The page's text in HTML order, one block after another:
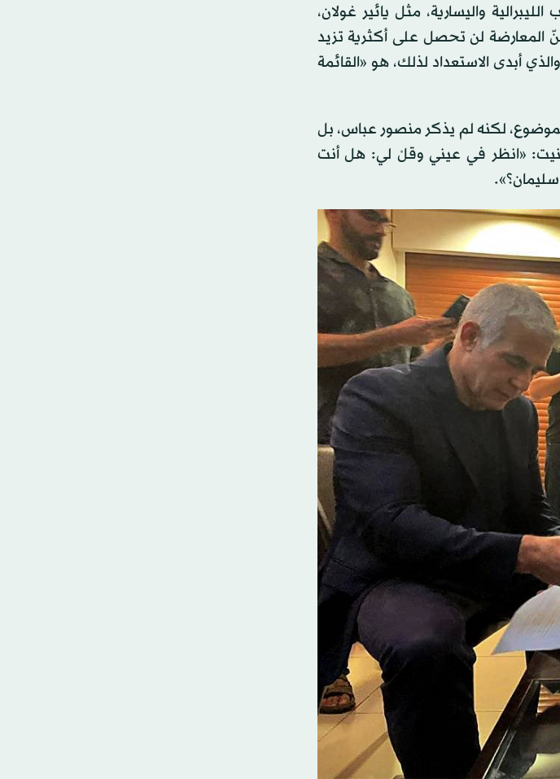
واليسارية، مثل يائير غولان،
المعارضة لن تحصل على أكثرية تزيد
أبدى الاستعداد لذلك، هو «القائمة
بنيت في الموضوع، لكنه لم يذكر منصور عباس، بل
بنيت: «انظر في عيني وقلْ لي: هل أنت